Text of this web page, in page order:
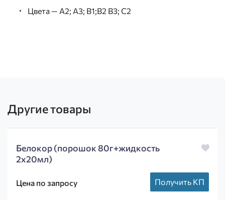
Цвета — А2; А3; В1;В2 В3; С2
Другие товары
Белокор (порошок 80г+жидкость
2х20мл)
Цена по запросу Получить КП